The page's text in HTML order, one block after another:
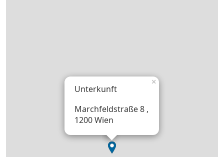
Unterkunft
Marchfeldstraße 8 ,
1200 Wien
×